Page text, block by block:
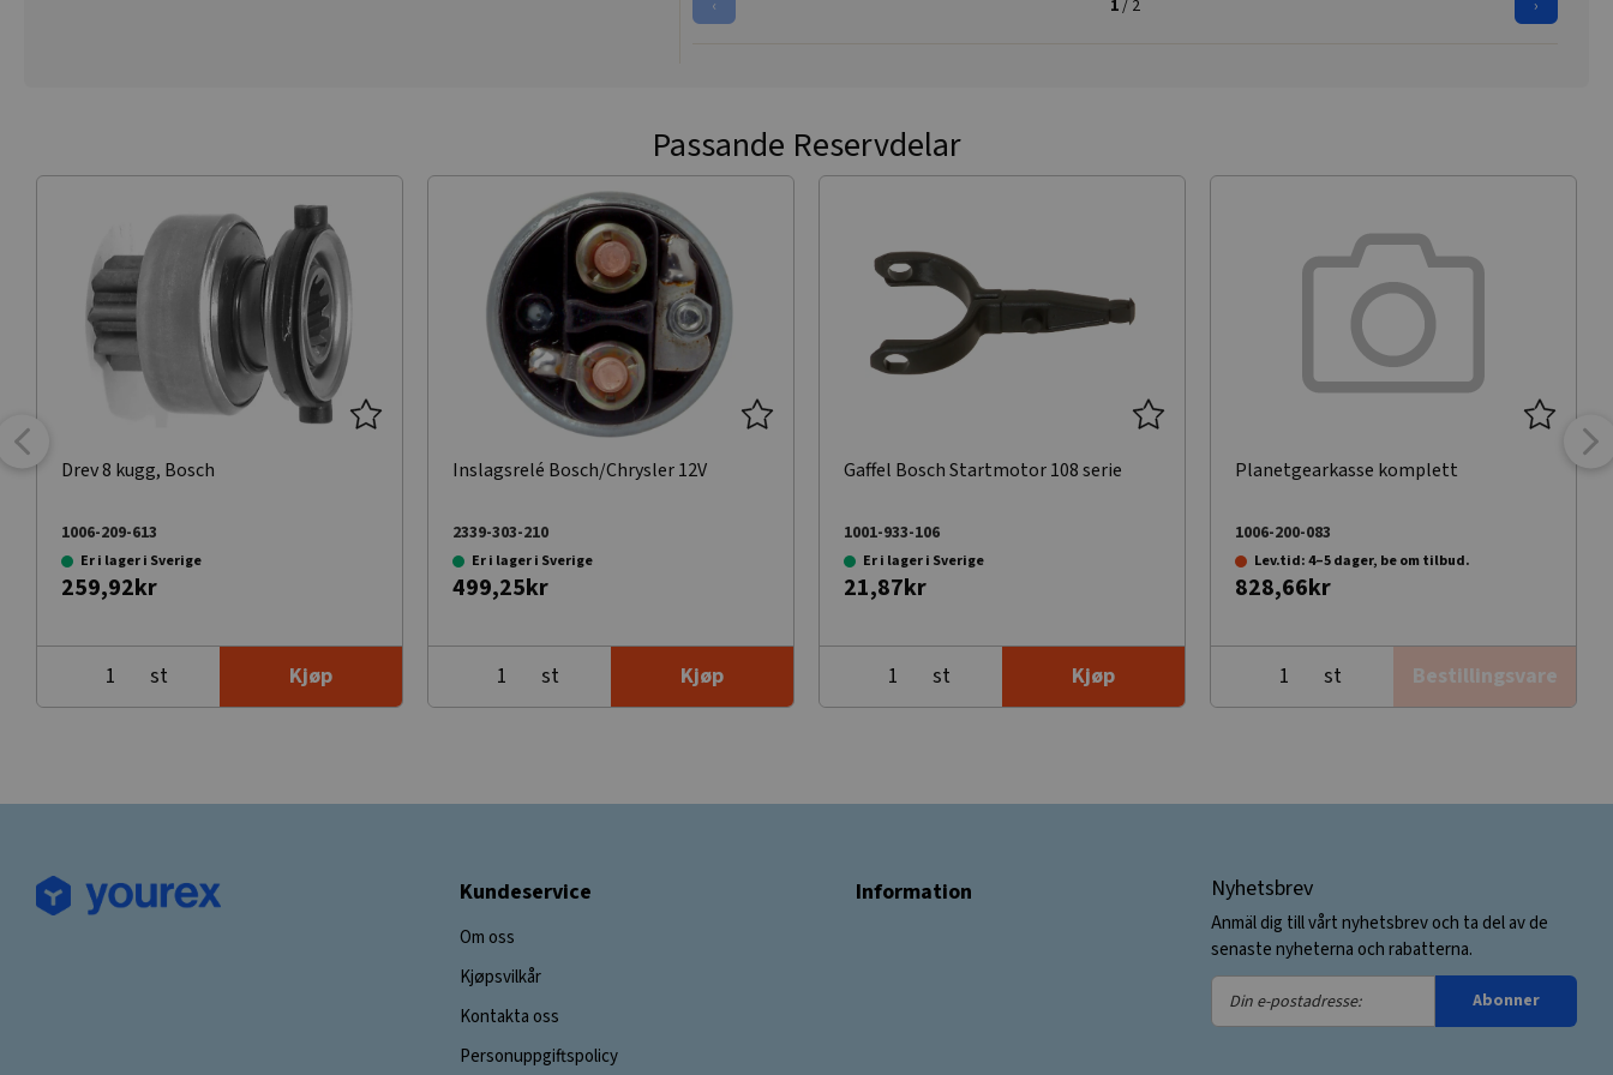
‹ 1/ 2 ›
Passande Reservdelar
Drev 8 kugg, Bosch
1006-209-613
Er i lager i Sverige
259,92kr
st Kjøp
Inslagsrelé Bosch/Chrysler 12V
2339-303-210
Er i lager i Sverige
499,25kr
st Kjøp
Gaffel Bosch Startmotor 108 serie
1001-933-106
Er i lager i Sverige
21,87kr
st Kjøp
Planetgearkasse komplett
1006-200-083
Lev.tid: 4–5 dager, be om tilbud.
828,66kr
st Bestillingsvare
Kundeservice
Om oss
Kjøpsvilkår
Kontakta oss
Personuppgiftspolicy
Information Nyhetsbrev
Anmäl dig till vårt nyhetsbrev och ta del av de
senaste nyheterna och rabatterna.
Din
e-
Abonner